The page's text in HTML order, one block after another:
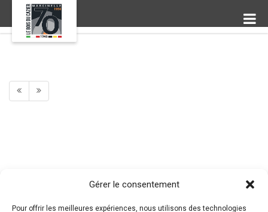
Gérer le consentement
Pour offrir les meilleures expériences, nous utilisons des technologies